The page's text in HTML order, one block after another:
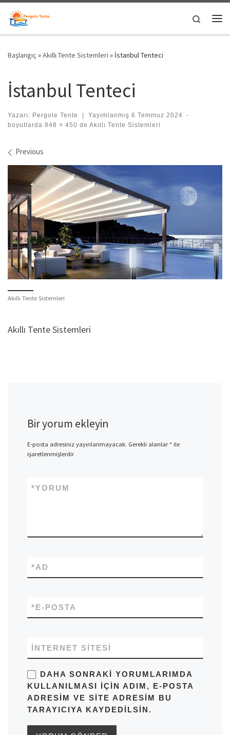
Skip to content
Search
Başlangıç »Akıllı Tente Sistemleri » İstanbul Tenteci
İstanbul Tenteci
Yazarı: Pergole Tente | Yayımlanmış 6 Temmuz 2024 -
boyutlarda 848 × 450 de Akıllı Tente Sistemleri
Images navigation
Previous
Akıllı Tente Sistemleri
Akıllı Tente Sistemleri
Bir yorum ekleyin
E-posta adresiniz yayınlanmayacak. Gerekli alanlar*ile
işaretlenmişlerdir
YORUM
*
AD
*
E-POSTA
*
İNTERNET SITESI
DAHA SONRAKI YORUMLARIMDA
KULLANILMASI IÇIN ADIM, E-POSTA
ADRESIM VE SITE ADRESIM BU
TARAYICIYA KAYDEDILSIN.